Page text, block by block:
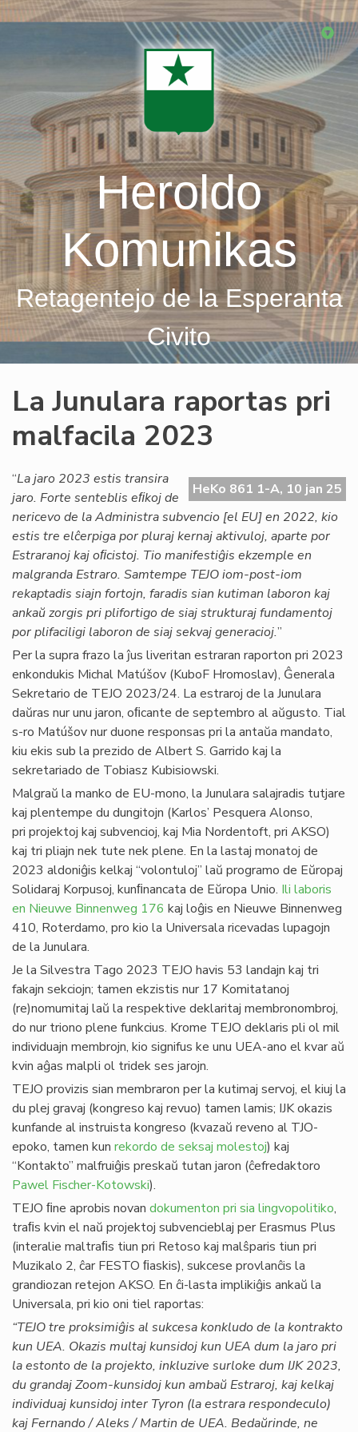
Skip
Heroldo
Komunikas
Retagentejo de la Esperanta
Civito
La Junulara raportas pri
malfacila 2023
HeKo 861 1-A, 10 jan 25
“La jaro 2023 estis transira
jaro. Forte senteblis eﬁkoj de
nericevo de la Administra subvencio [el EU] en 2022, kio
estis tre elĉerpiga por pluraj kernaj aktivuloj, aparte por
Estraranoj kaj oﬁcistoj. Tio manifestiĝis ekzemple en
malgranda Estraro. Samtempe TEJO iom-post-iom
rekaptadis siajn fortojn, faradis sian kutiman laboron kaj
ankaŭ zorgis pri plifortigo de siaj strukturaj fundamentoj
por plifaciligi laboron de siaj sekvaj generacioj.”
Per la supra frazo la ĵus liveritan estraran raporton pri 2023
enkondukis Michal Matúšov (KuboF Hromoslav), Ĝenerala
Sekretario de TEJO 2023/24. La estraroj de la Junulara
daŭras nur unu jaron, oﬁcante de septembro al aŭgusto. Tial
s-ro Matúšov nur duone responsas pri la antaŭa mandato,
kiu ekis sub la prezido de Albert S. Garrido kaj la
sekretariado de Tobiasz Kubisiowski.
Malgraŭ la manko de EU-mono, la Junulara salajradis tutjare
kaj plentempe du dungitojn (Karlos’ Pesquera Alonso,
pri projektoj kaj subvencioj, kaj Mia Nordentoft, pri AKSO)
kaj tri pliajn nek tute nek plene. En la lastaj monatoj de
2023 aldoniĝis kelkaj “volontuloj” laŭ programo de Eŭropaj
Solidaraj Korpusoj, kunﬁnancata de Eŭropa Unio. Ili laboris
en Nieuwe Binnenweg 176 kaj loĝis en Nieuwe Binnenweg
410, Roterdamo, pro kio la Universala ricevadas lupagojn
de la Junulara.
Je la Silvestra Tago 2023 TEJO havis 53 landajn kaj tri
fakajn sekciojn; tamen ekzistis nur 17 Komitatanoj
(re)nomumitaj laŭ la respektive deklaritaj membronombroj,
do nur triono plene funkcius. Krome TEJO deklaris pli ol mil
individuajn membrojn, kio signifus ke unu UEA-ano el kvar aŭ
kvin aĝas malpli ol tridek ses jarojn.
TEJO provizis sian membraron per la kutimaj servoj, el kiuj la
du plej gravaj (kongreso kaj revuo) tamen lamis; IJK okazis
kunfande al instruista kongreso (kvazaŭ reveno al TJO-
epoko, tamen kun rekordo de seksaj molestoj) kaj
“Kontakto” malfruiĝis preskaŭ tutan jaron (ĉefredaktoro
Pawel Fischer-Kotowski).
TEJO ﬁne aprobis novan dokumenton pri sia lingvopolitiko,
traﬁs kvin el naŭ projektoj subvencieblaj per Erasmus Plus
(interalie maltraﬁs tiun pri Retoso kaj malŝparis tiun pri
Muzikalo 2, ĉar FESTO ﬁaskis), sukcese provlanĉis la
grandiozan retejon AKSO. En ĉi-lasta implikiĝis ankaŭ la
Universala, pri kio oni tiel raportas:
“TEJO tre proksimiĝis al sukcesa konkludo de la kontrakto
kun UEA. Okazis multaj kunsidoj kun UEA dum la jaro pri
la estonto de la projekto, inkluzive surloke dum IJK 2023,
du grandaj Zoom-kunsidoj kun ambaŭ Estraroj, kaj kelkaj
individuaj kunsidoj inter Tyron (la estrara respondeculo)
kaj Fernando / Aleks / Martin de UEA. Bedaŭrinde, ne